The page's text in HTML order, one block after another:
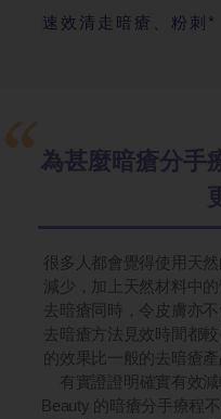
速效清走暗瘡、粉刺*
為甚麼暗瘡分手
很多人都會覺得使用天
減少，加上天然材料中
去暗瘡同時，令皮膚亦
去暗瘡方法見效時間都
的效果比一般的去暗瘡
有實證證明確實有效
Beauty 的暗瘡分手療程